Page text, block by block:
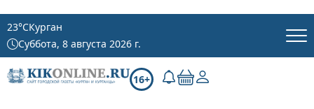
23°CКурган
Суббота, 8 августа 2026 г.
16+